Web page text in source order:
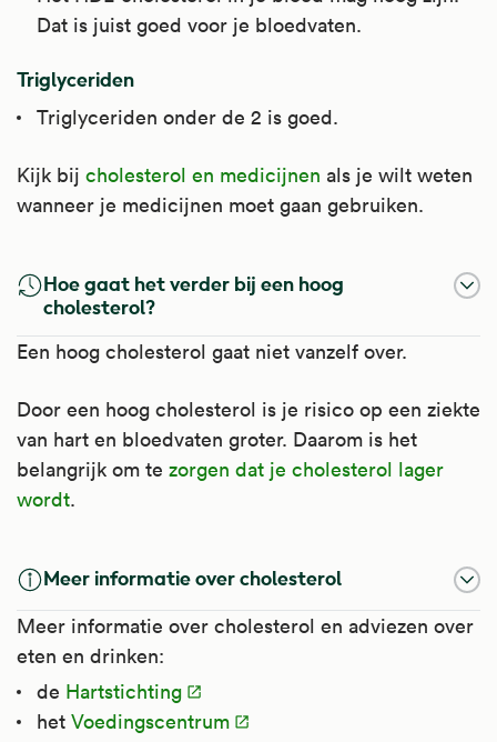
Dat is juist goed voor je bloedvaten.
Triglyceriden
Triglyceriden onder de 2 is goed.
Kijk bij cholesterol en medicijnen als je wilt weten
wanneer je medicijnen moet gaan gebruiken.
Hoe gaat het verder bij een hoog
cholesterol?
Een hoog cholesterol gaat niet vanzelf over.
Door een hoog cholesterol is je risico op een ziekte
van hart en bloedvaten groter. Daarom is het
belangrijk om te zorgen dat je cholesterol lager
wordt.
Meer informatie over cholesterol
Meer informatie over cholesterol en adviezen over
eten en drinken:
de Hartstichting
het Voedingscentrum